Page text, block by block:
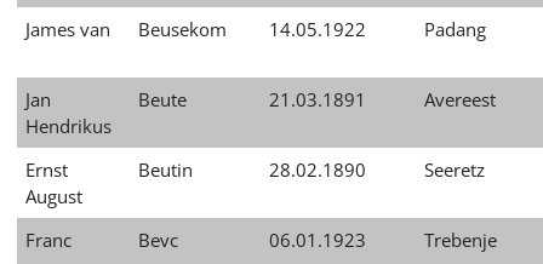
Polski
Português
Yкраїнський
Русский
James van Beusekom 14.05.1922 Padang
Jan
Hendrikus
Beute 21.03.1891 Avereest
Ernst
August
Beutin 28.02.1890 Seeretz
Franc Bevc 06.01.1923 Trebenje